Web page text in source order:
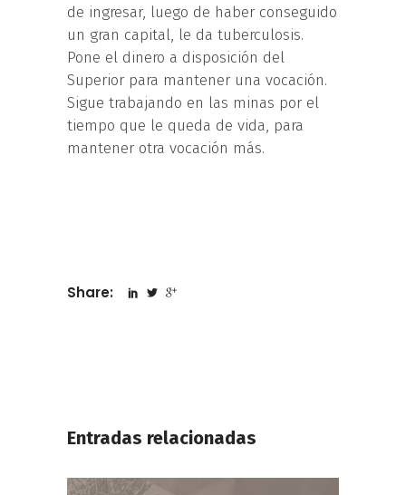
de ingresar, luego de haber conseguido
un gran capital, le da tuberculosis.
Pone el dinero a disposición del
Superior para mantener una vocación.
Sigue trabajando en las minas por el
tiempo que le queda de vida, para
mantener otra vocación más.
Share:
Entradas relacionadas